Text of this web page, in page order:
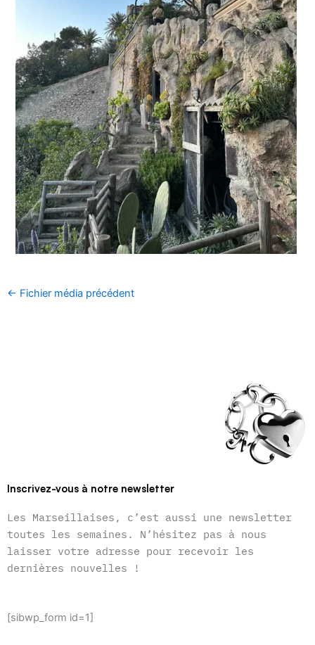
← Fichier média précédent
Inscrivez-vous à notre newsletter
Les Marseillaises, c’est aussi une newsletter
toutes les semaines. N’hésitez pas à nous
laisser votre adresse pour recevoir les
dernières nouvelles !
[sibwp_form id=1]